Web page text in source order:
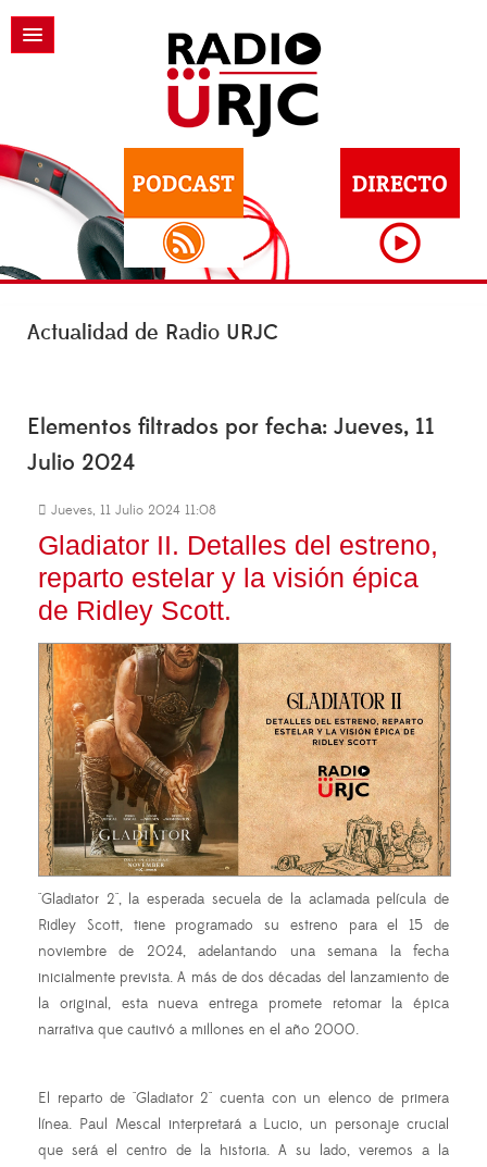
Actualidad de Radio URJC
Elementos filtrados por fecha: Jueves, 11
Julio 2024
Jueves, 11 Julio 2024 11:08
Gladiator II. Detalles del estreno,
reparto estelar y la visión épica
de Ridley Scott.
"Gladiator 2", la esperada secuela de la aclamada película de
Ridley Scott, tiene programado su estreno para el 15 de
noviembre de 2024, adelantando una semana la fecha
inicialmente prevista. A más de dos décadas del lanzamiento de
la original, esta nueva entrega promete retomar la épica
narrativa que cautivó a millones en el año 2000.
El reparto de "Gladiator 2" cuenta con un elenco de primera
línea. Paul Mescal interpretará a Lucio, un personaje crucial
que será el centro de la historia. A su lado, veremos a la